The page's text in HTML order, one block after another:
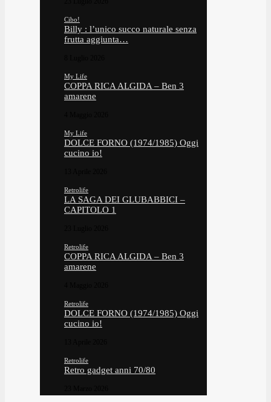
Cibo!
Billy : l’unico succo naturale senza
frutta aggiunta…
My Life
COPPA RICA ALGIDA – Ben 3
amarene
My Life
DOLCE FORNO (1974/1985) Oggi
cucino io!
Retrolife
LA SAGA DEI GLUBABBICI –
CAPITOLO 1
Retrolife
COPPA RICA ALGIDA – Ben 3
amarene
Retrolife
DOLCE FORNO (1974/1985) Oggi
cucino io!
Retrolife
Retro gadget anni 70/80